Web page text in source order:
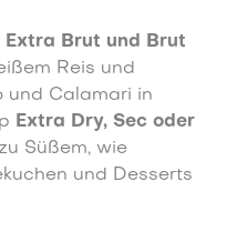
Extra Brut und Brut
Reis und
und Calamari in
Extra Dry, Sec oder
Süßem, wie
und Desserts